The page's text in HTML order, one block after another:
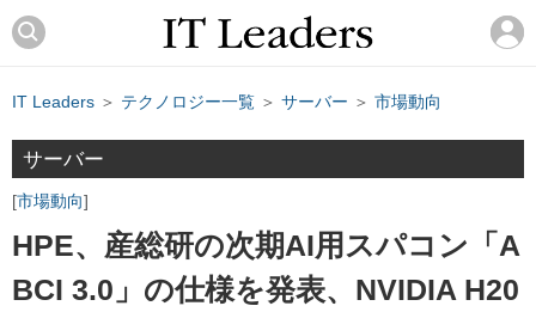
IT Leaders ＞ テクノロジー一覧 ＞ サーバー ＞ 市場動向
サーバー
市場動向
HPE、産総研の次期AI用スパコン「A
BCI 3.0」の仕様を発表、NVIDIA H20